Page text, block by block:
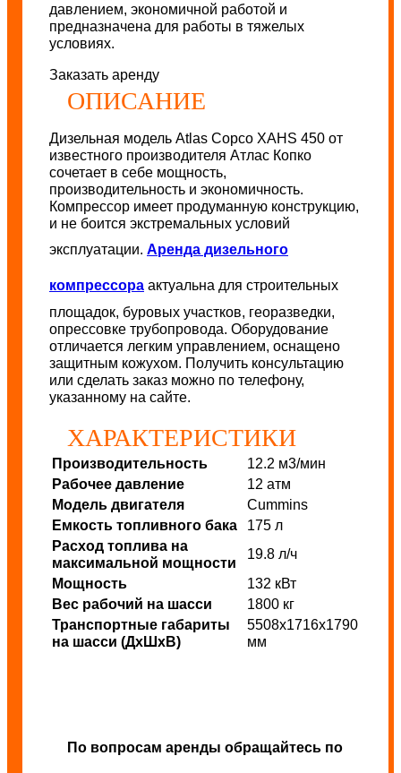
давлением, экономичной работой и
предназначена для работы в тяжелых
условиях.
Заказать аренду
ОПИСАНИЕ
Дизельная модель Atlas Copco XAHS 450 от
известного производителя Атлас Копко
сочетает в себе мощность,
производительность и экономичность.
Компрессор имеет продуманную конструкцию,
и не боится экстремальных условий
эксплуатации. Аренда дизельного
компрессора актуальна для строительных
площадок, буровых участков, георазведки,
опрессовке трубопровода. Оборудование
отличается легким управлением, оснащено
защитным кожухом. Получить консультацию
или сделать заказ можно по телефону,
указанному на сайте.
ХАРАКТЕРИСТИКИ
Производительность
12.2 м3/мин
Рабочее давление
12 атм
Модель двигателя
Cummins
Емкость топливного бака
175 л
Расход топлива на
максимальной мощности
19.8 л/ч
Мощность
132 кВт
Вес рабочий на шасси
1800 кг
Транспортные габариты
на шасси (ДхШхВ)
5508х1716х1790
мм
По вопросам аренды обращайтесь по